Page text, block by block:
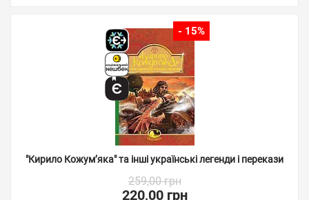
- 15%
"Кирило Кожум’яка" та інші українські легенди і перекази
259,00 грн
220,00 грн